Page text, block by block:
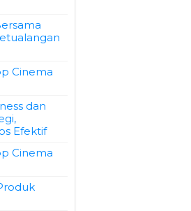
Cinema
dan
Efektif
Cinema